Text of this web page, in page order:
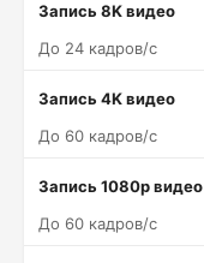
Запись 8K видео
До 24 кадров/c
Запись 4K видео
До 60 кадров/c
Запись 1080p видео
До 60 кадров/c